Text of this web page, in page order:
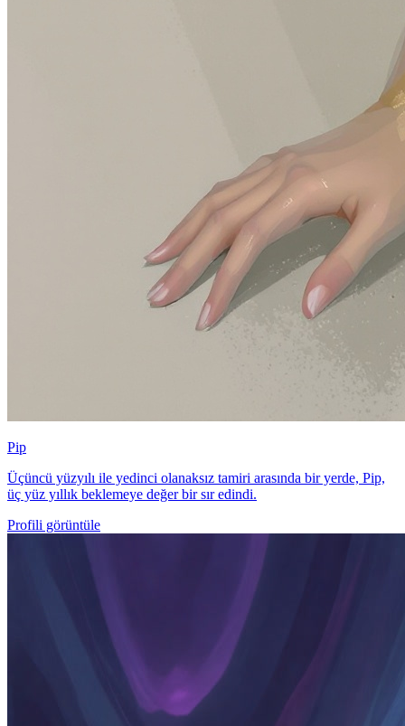
Pip
Üçüncü yüzyılı ile yedinci olanaksız tamiri arasında bir yerde, Pip,
üç yüz yıllık beklemeye değer bir sır edindi.
Profili görüntüle